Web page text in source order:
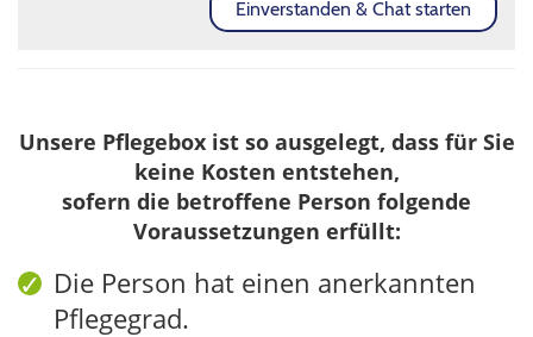
Unsere Pflegebox ist so ausgelegt, dass für Sie
keine Kosten entstehen,
sofern die betroffene Person folgende
Voraussetzungen erfüllt:
Die Person hat einen anerkannten
Pflegegrad.